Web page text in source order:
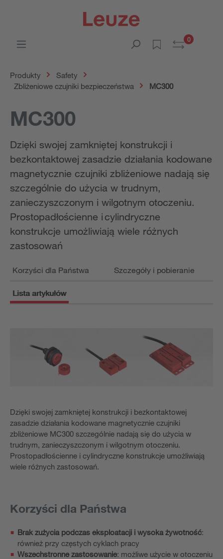
0
Produkty
Safety
Zbliżeniowe czujniki bezpieczeństwa
MC300
MC300
Dzięki swojej zamkniętej konstrukcji i
bezkontaktowej zasadzie działania kodowane
magnetycznie czujniki zbliżeniowe nadają się
szczególnie do użycia w trudnym,
zanieczyszczonym i wilgotnym otoczeniu.
Prostopadłościenne i cylindryczne
konstrukcje umożliwiają wiele różnych
zastosowań
Korzyści dla Państwa Szczegóły i pobieranie
Lista artykułów
Dzięki swojej zamkniętej konstrukcji i bezkontaktowej
zasadzie działania kodowane magnetycznie czujniki
zbliżeniowe MC300 szczególnie nadają się do użycia w
trudnym, zanieczyszczonym i wilgotnym otoczeniu.
Prostopadłościenne i cylindryczne konstrukcje umożliwiają
wiele różnych zastosowań.
Korzyści dla Państwa
Brak zużycia podczas eksploatacji i wysoka żywotność:
również przy częstych cyklach pracy
Wszechstronne zastosowanie: możliwe użycie w otoczeniu